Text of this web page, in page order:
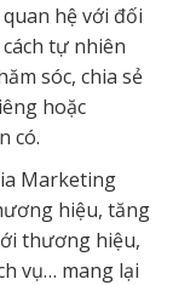
hệ với đối
tự nhiên
sóc, chia sẻ
hoặc
có.
Marketing
hiệu, tăng
thương hiệu,
vụ… mang lại